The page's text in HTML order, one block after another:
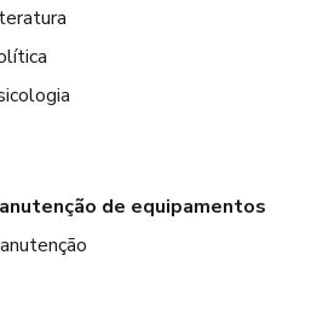
de equipamentos